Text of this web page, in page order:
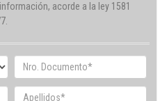
acorde a la ley 1581